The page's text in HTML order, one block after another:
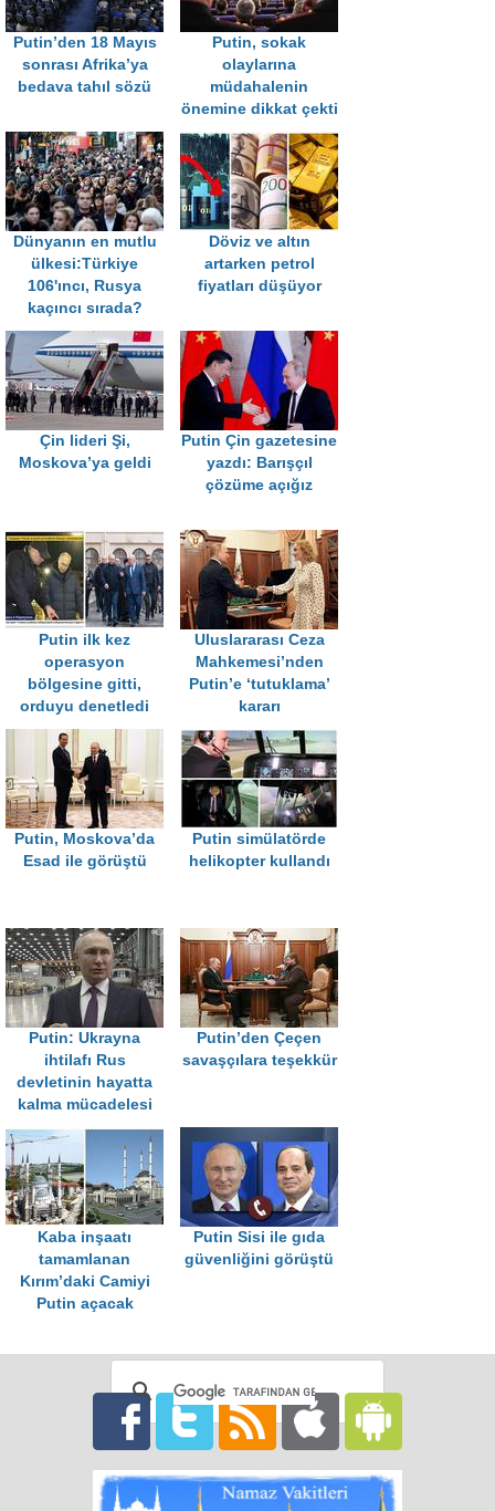
Putin’den 18 Mayıs
sonrası Afrika’ya
bedava tahıl sözü
Putin, sokak
olaylarına
müdahalenin
önemine dikkat çekti
Dünyanın en mutlu
ülkesi:Türkiye
106'ıncı, Rusya
kaçıncı sırada?
Döviz ve altın
artarken petrol
fiyatları düşüyor
Çin lideri Şi,
Moskova’ya geldi
Putin Çin gazetesine
yazdı: Barışçıl
çözüme açığız
Putin ilk kez
operasyon
bölgesine gitti,
orduyu denetledi
Uluslararası Ceza
Mahkemesi’nden
Putin’e ‘tutuklama’
kararı
Putin, Moskova’da
Esad ile görüştü
Putin simülatörde
helikopter kullandı
Putin: Ukrayna
ihtilafı Rus
devletinin hayatta
kalma mücadelesi
Putin’den Çeçen
savaşçılara teşekkür
Kaba inşaatı
tamamlanan
Kırım’daki Camiyi
Putin açacak
Putin Sisi ile gıda
güvenliğini görüştü